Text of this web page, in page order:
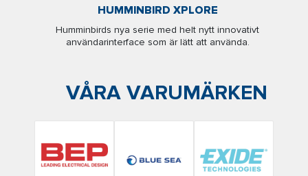
HUMMINBIRD XPLORE
Humminbirds nya serie med helt nytt innovativt
användarinterface som är lätt att använda.
VÅRA VARUMÄRKEN